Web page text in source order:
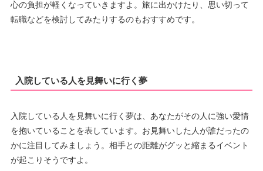
心の負担が軽くなっていきますよ。旅に出かけたり、思い切って
転職などを検討してみたりするのもおすすめです。
入院している人を見舞いに行く夢
入院している人を見舞いに行く夢は、あなたがその人に強い愛情
を抱いていることを表しています。お見舞いした人が誰だったの
かに注目してみましょう。相手との距離がグッと縮まるイベント
が起こりそうですよ。